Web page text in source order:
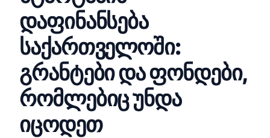
დაფინანსება
საქართველოში:
გრანტები და ფონდები,
რომლებიც უნდა
იცოდეთ